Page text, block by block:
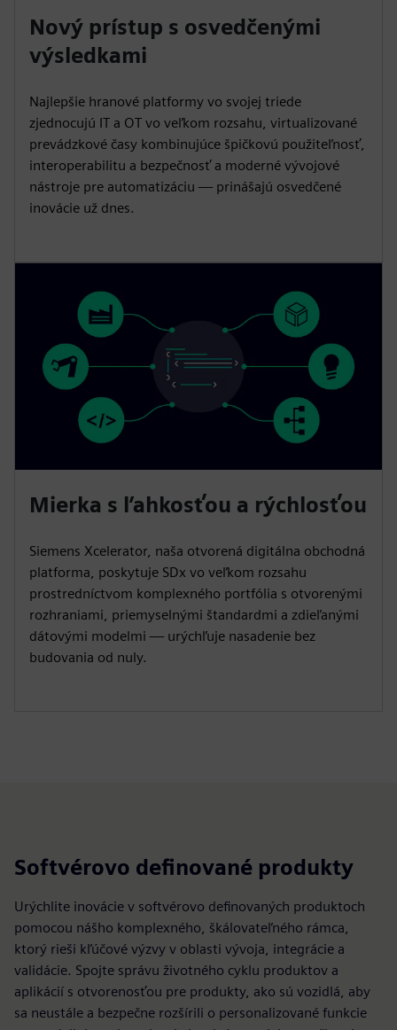
Nový prístup s osvedčenými
výsledkami
Najlepšie hranové platformy vo svojej triede
zjednocujú IT a OT vo veľkom rozsahu, virtualizované
prevádzkové časy kombinujúce špičkovú použiteľnosť,
interoperabilitu a bezpečnosť a moderné vývojové
nástroje pre automatizáciu — prinášajú osvedčené
inovácie už dnes.
Mierka s ľahkosťou a rýchlosťou
Siemens Xcelerator, naša otvorená digitálna obchodná
platforma, poskytuje SDx vo veľkom rozsahu
prostredníctvom komplexného portfólia s otvorenými
rozhraniami, priemyselnými štandardmi a zdieľanými
dátovými modelmi — urýchľuje nasadenie bez
budovania od nuly.
Softvérovo definované produkty
Urýchlite inovácie v softvérovo definovaných produktoch
pomocou nášho komplexného, škálovateľného rámca,
ktorý rieši kľúčové výzvy v oblasti vývoja, integrácie a
validácie. Spojte správu životného cyklu produktov a
aplikácií s otvorenosťou pre produkty, ako sú vozidlá, aby
sa neustále a bezpečne rozšírili o personalizované funkcie